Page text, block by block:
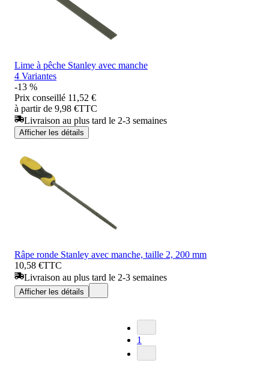
Lime à pêche Stanley avec manche
4 Variantes
-13 %
Prix conseillé 11,52 €
à partir de 9,98 €TTC
Livraison au plus tard le 2-3 semaines
Afficher les détails
Râpe ronde Stanley avec manche, taille 2, 200 mm
10,58 €TTC
Livraison au plus tard le 2-3 semaines
Afficher les détails
1